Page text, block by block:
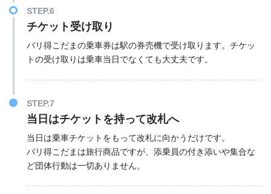
STEP.6
チケット受け取り
バリ得こだまの乗車券は駅の券売機で受け取ります。チケッ
トの受け取りは乗車当日でなくても大丈夫です。
STEP.7
当日はチケットを持って改札へ
当日は乗車チケットをもって改札に向かうだけです。
バリ得こだまは旅行商品ですが、添乗員の付き添いや集合な
ど団体行動は一切ありません。